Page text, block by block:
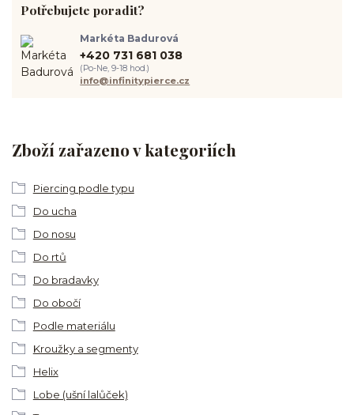
Zboží zařazeno v kategoriích
Piercing podle typu
Do ucha
Do nosu
Do rtů
Do bradavky
Do obočí
Podle materiálu
Kroužky a segmenty
Helix
Lobe (ušní lalůček)
Potřebujete poradit?
Markéta Badurová
+420 731 681 038
(Po-Ne, 9-18 hod.)
info@infinitypierce.cz